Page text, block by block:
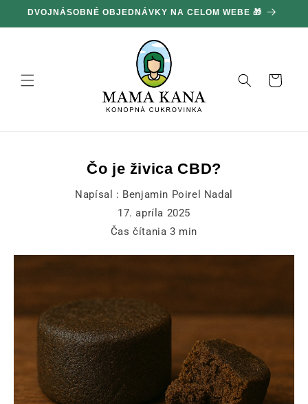
a prejsť
na obsah
DVOJNÁSOBNÉ OBJEDNÁVKY NA CELOM WEBE 🎁
Košík
Čo je živica CBD?
Napísal : Benjamin Poirel Nadal
17. apríla 2025
Čas čítania3 min